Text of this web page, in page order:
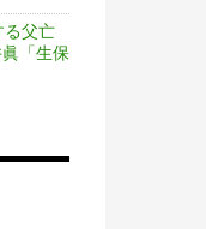
る父亡
「生保